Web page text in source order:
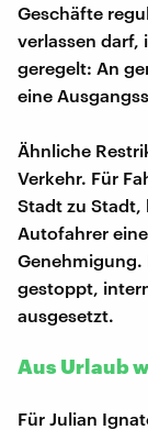
Geschäfte
verlassen darf,
geregelt: An
eine
Ähnliche
Verkehr. Für
Stadt zu
Autofahrer
Genehmigung.
gestoppt,
ausgesetzt.
Aus Urlaub
Für Julian